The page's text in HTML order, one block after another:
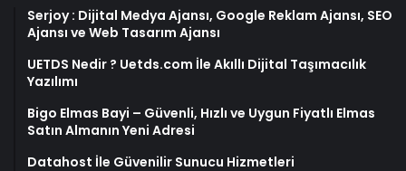
Serjoy : Dijital Medya Ajansı, Google Reklam Ajansı, SEO
Ajansı ve Web Tasarım Ajansı
UETDS Nedir ? Uetds.com İle Akıllı Dijital Taşımacılık
Yazılımı
Bigo Elmas Bayi – Güvenli, Hızlı ve Uygun Fiyatlı Elmas
Satın Almanın Yeni Adresi
Datahost İle Güvenilir Sunucu Hizmetleri